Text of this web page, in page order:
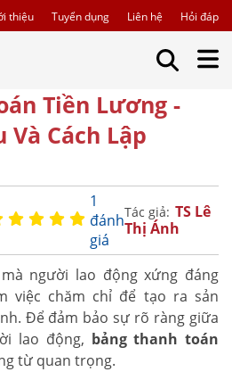
thiệu Tuyển dụng Liên hệ Hỏi đáp
Tiền Lương -
Và Cách Lập
1
đánh
giá
Tác giả: TS Lê
Thị Ánh
người lao động xứng đáng
việc chăm chỉ để tạo ra sản
Để đảm bảo sự rõ ràng giữa
lao động, bảng thanh toán
từ quan trọng.